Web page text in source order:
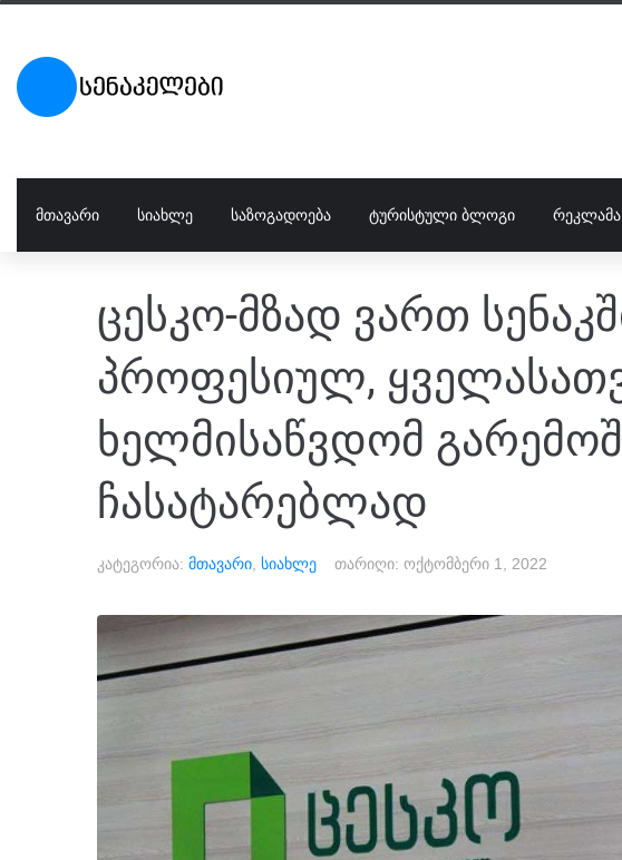
ᲛᲗᲐᲕᲐᲠᲘ ᲡᲘᲐᲮᲚᲔ ᲡᲐᲖᲝᲒᲐᲓᲝᲔᲑᲐ ᲢᲣᲠᲘᲡᲢᲣᲚᲘ ᲑᲚᲝᲒᲘ ᲠᲔᲙᲚᲐᲛᲐ
ცესკო-მზად ვართ
პროფესიულ,
ხელმისაწვდომ
ჩასატარებლად
კატეგორია: მთავარი სიახლე თარიღი: ოქტომბერი 1, 2022